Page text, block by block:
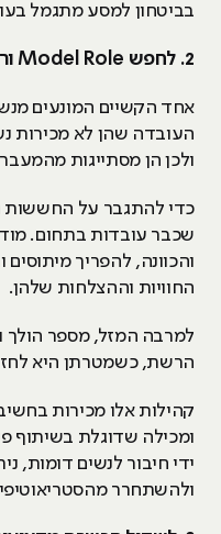
בביטחון למסע מתגמל
2. לחפש Model Role
אחד הקשיים המונעים
העובדה שהן לא מכירות
ולכן הן מסתייגות
כדי להתגבר על החששות
שכבר עובדות בתחום.
והכוונה, להפריך
החוויות וההצלחות שלהן.
למרבה המזל, מספר הולך
הרשת, כשמטרתן היא
קהילות אלו מכירות
ומכילה שדוגלת בשיתוף
ידי חיבור לנשים דומות,
ולהשתחרר